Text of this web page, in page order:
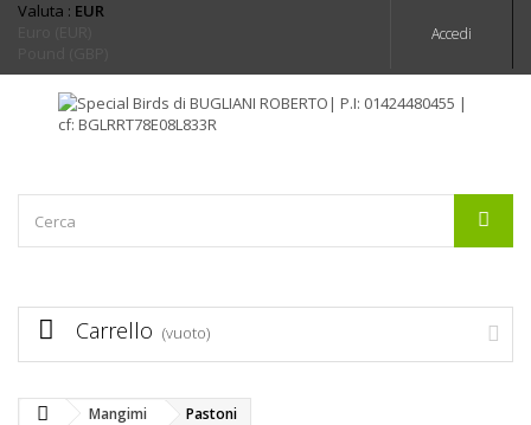
Accedi
Valuta : EUR
Carrello (vuoto)
Mangimi Pastoni